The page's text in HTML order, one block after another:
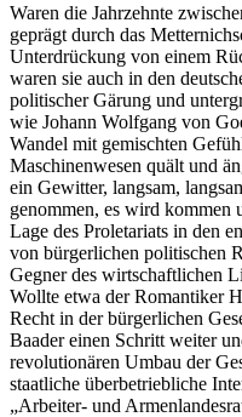
Waren die Jahrzehnte
geprägt durch das
Unterdrückung von einem
waren sie auch in den
politischer Gärung und
wie Johann Wolfgang von
Wandel mit gemischten
Maschinenwesen quält und
ein Gewitter, langsam,
genommen, es wird kommen
Lage des Proletariats in den
von bürgerlichen politischen
Gegner des wirtschaftlichen
Wollte etwa der Romantiker
Recht in der bürgerlichen
Baadereinen Schritt weiter
revolutionären Umbau der
staatliche überbetriebliche
„Arbeiter- und